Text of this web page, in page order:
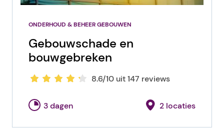
ONDERHOUD & BEHEER GEBOUWEN
Gebouwschade en
bouwgebreken
8.6/10 uit 147 reviews
3 dagen 2 locaties